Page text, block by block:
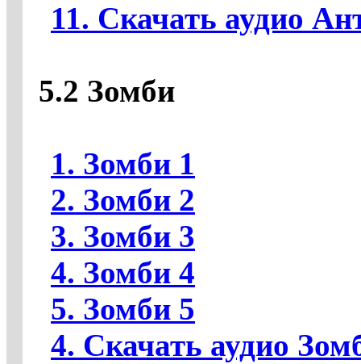
11. Скачать аудио
5.2 Зомби
1. Зомби 1
2. Зомби 2
3. Зомби 3
4. Зомби 4
5. Зомби 5
4. Скачать аудио